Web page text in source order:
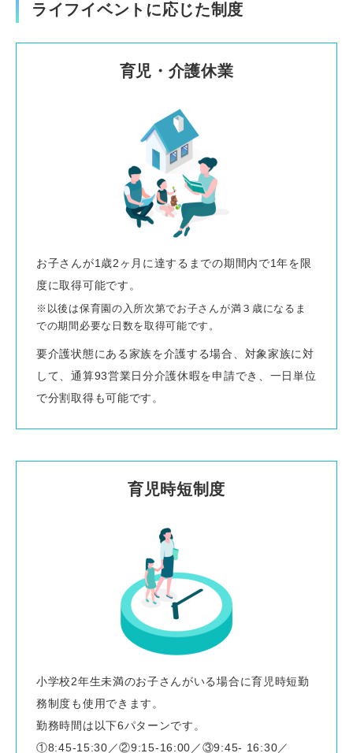
ライフイベントに応じた制度
育児・介護休業
お子さんが1歳2ヶ月に達するまでの期間内で1年を限
度に取得可能です。
※以後は保育園の入所次第でお子さんが満３歳になるま
での期間必要な日数を取得可能です。
要介護状態にある家族を介護する場合、対象家族に対
して、通算93営業日分介護休暇を申請でき、一日単位
で分割取得も可能です。
育児時短制度
小学校2年生未満のお子さんがいる場合に育児時短勤
務制度も使用できます。
勤務時間は以下6パターンです。
①8:45-15:30／②9:15-16:00／③9:45- 16:30／